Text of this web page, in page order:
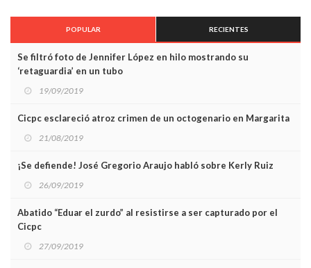
POPULAR RECIENTES
Se filtró foto de Jennifer López en hilo mostrando su
‘retaguardia’ en un tubo
19/09/2019
Cicpc esclareció atroz crimen de un octogenario en Margarita
21/08/2019
¡Se defiende! José Gregorio Araujo habló sobre Kerly Ruiz
26/09/2019
Abatido “Eduar el zurdo” al resistirse a ser capturado por el
Cicpc
27/09/2019